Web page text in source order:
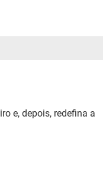
e, depois, redefina a